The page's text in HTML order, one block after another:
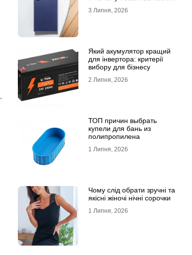
лучшим
3 Липня, 2026
Який акумулятор кращий
для інвертора: критерії
вибору для бізнесу
2 Липня, 2026
ТОП причин выбрать
купели для бань из
полипропилена
1 Липня, 2026
Чому слід обрати зручні та
якісні жіночі нічні сорочки
1 Липня, 2026